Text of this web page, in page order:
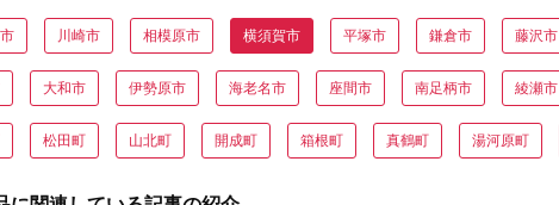
川崎市 相模原市 横須賀市 平塚市 鎌倉市 藤沢市
大和市 伊勢原市 海老名市 座間市 南足柄市 綾瀬市
松田町 山北町 開成町 箱根町 真鶴町 湯河原町